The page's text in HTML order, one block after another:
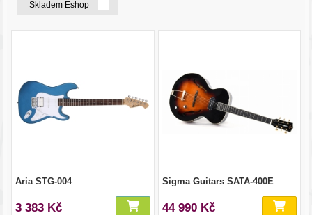
Skladem Eshop
Aria STG-004
3 383 Kč
Sigma Guitars SATA-400E
44 990 Kč